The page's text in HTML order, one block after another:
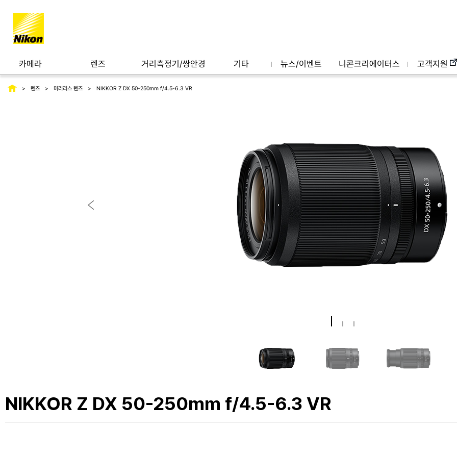
카메라 렌즈 거리측정기/쌍안경 기타 뉴스/이벤트 니콘크리에이터스 고객지원
렌즈 미러리스 렌즈 NIKKOR Z DX 50-250mm f/4.5-6.3 VR
NIKKOR Z DX 50-250mm f/4.5-6.3 VR